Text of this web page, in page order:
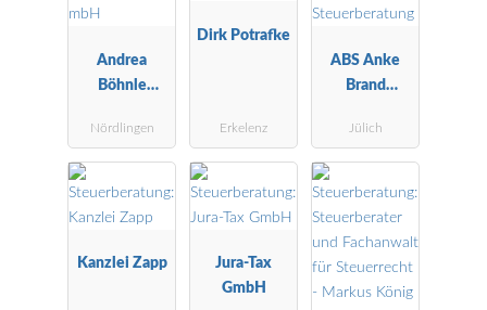
Andrea
Böhnle
ngsgesellscha
ft mbH
Nördlingen
Dirk Potrafke
Erkelenz
ABS Anke
Brand
ng
Jülich
Kanzlei Zapp
Jura-Tax
GmbH